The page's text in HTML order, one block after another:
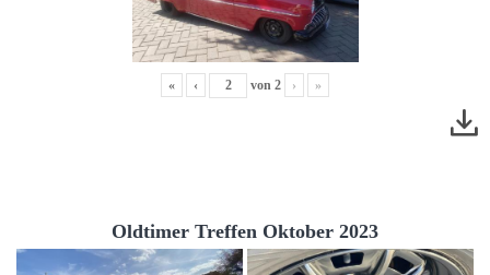
« ‹ von 2 › »
Oldtimer Treffen Oktober 2023